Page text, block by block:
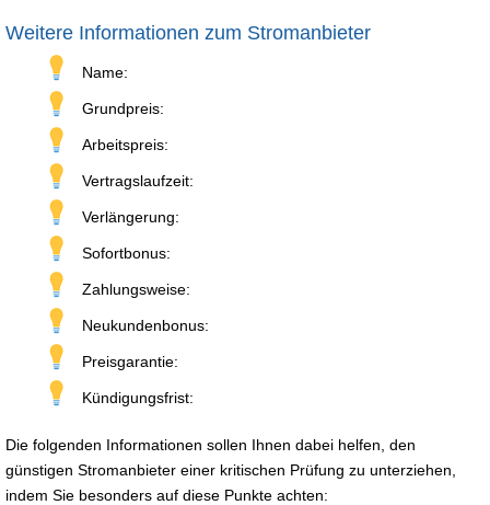
Weitere Informationen zum Stromanbieter
Name:
Grundpreis:
Arbeitspreis:
Vertragslaufzeit:
Verlängerung:
Sofortbonus:
Zahlungsweise:
Neukundenbonus:
Preisgarantie:
Kündigungsfrist:
Die folgenden Informationen sollen Ihnen dabei helfen, den
günstigen Stromanbieter einer kritischen Prüfung zu unterziehen,
indem Sie besonders auf diese Punkte achten: